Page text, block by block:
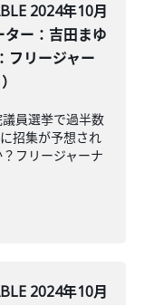
2024年10月
ー：吉田まゆ
フリージャー
員選挙で過半数
招集が予想され
フリージャーナ
2024年10月